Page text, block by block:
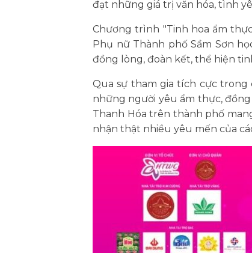
đạt những giá trị văn hóa, tình
Chương trình "Tinh hoa ẩm
Phụ nữ Thành phố Sầm Sơn
đồng lòng, đoàn kết, thể hiện
Qua sự tham gia tích cực trong
những người yêu ẩm thực,
Thanh Hóa trên thành phố
nhận thật nhiều yêu mến của